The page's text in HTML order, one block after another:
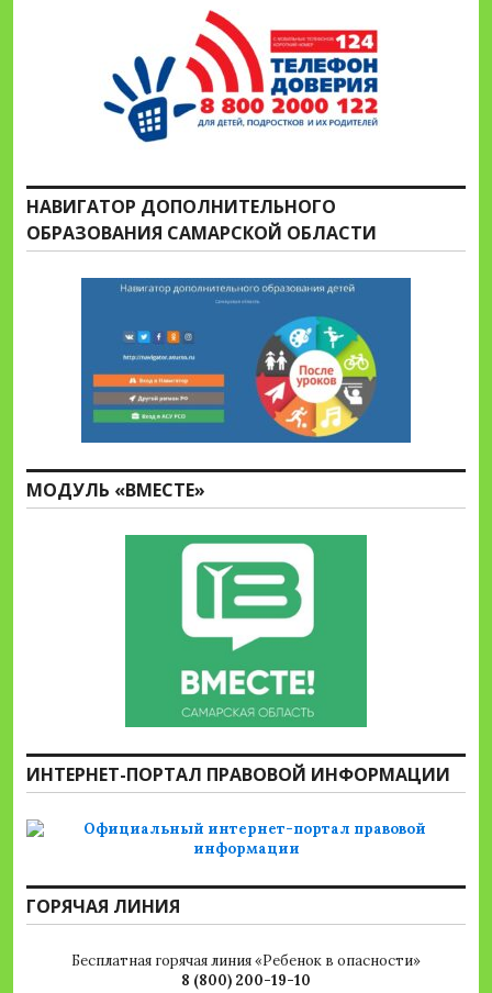
НАВИГАТОР ДОПОЛНИТЕЛЬНОГО
ОБРАЗОВАНИЯ САМАРСКОЙ ОБЛАСТИ
МОДУЛЬ «ВМЕСТЕ»
ИНТЕРНЕТ-ПОРТАЛ ПРАВОВОЙ ИНФОРМАЦИИ
ГОРЯЧАЯ ЛИНИЯ
Бесплатная горячая линия «Ребенок в опасности»
8 (800) 200-19-10